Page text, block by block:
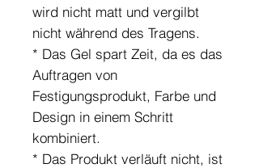
wird nicht matt und vergilbt
nicht während des Tragens.
* Das Gel spart Zeit, da es das
Auftragen von
Festigungsprodukt, Farbe und
Design in einem Schritt
kombiniert.
* Das Produkt verläuft nicht, ist